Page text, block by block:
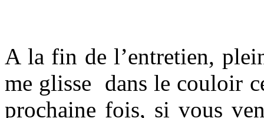
A la fin de l’entretien,
me glisse dans le couloir
prochaine fois, si vous